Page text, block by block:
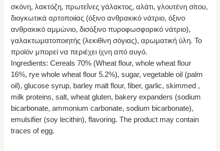
σκόνη, λακτόζη, πρωτεΐνες γάλακτος, αλάτι, γλουτένη σίτου,
διογκωτικά αρτοποιίας (όξινο ανθρακικό νάτριο, όξινο
ανθρακικό αμμώνιο, δισόξινο πυροφωσφορικό νάτριο),
γαλακτωματοποιητής (λεκιθίνη σόγιας), αρωματική ύλη. Το
προϊόν μπορεί να περιέχει ίχνη από αυγό.
Ingredients: Cereals 70% (Wheat flour, whole wheat flour
16%, rye whole wheat flour 5.2%), sugar, vegetable oil (palm
oil), glucose syrup, barley malt flour, fiber, garlic, skimmed ,
milk proteins, salt, wheat gluten, bakery expanders (sodium
bicarbonate, ammonium carbonate, sodium bicarbonate),
emulsifier (soy lecithin), flavoring. The product may contain
traces of egg.